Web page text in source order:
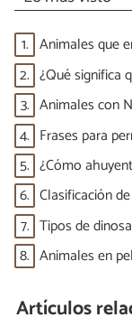
1. Animales que
2. ¿Qué significa
3. Animales con
4. Frases para
5. ¿Cómo
6. Clasificación
7. Tipos de
8. Animales en
Artículos